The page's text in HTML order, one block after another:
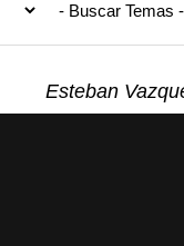
Esteban